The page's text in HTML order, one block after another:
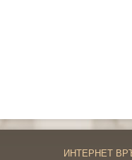
ИНТЕРНЕТ